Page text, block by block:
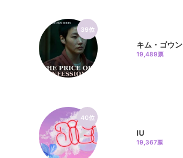
39位
キム・ゴウン
19,489票
40位
IU
19,367票